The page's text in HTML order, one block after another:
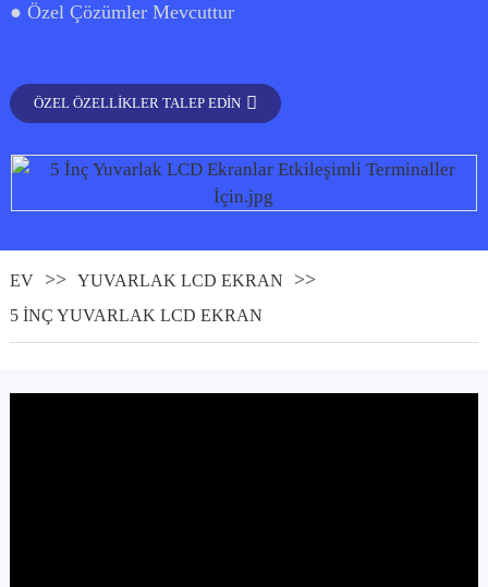
● Özel Çözümler Mevcuttur
ÖZEL ÖZELLIKLER TALEP EDIN
EV
YUVARLAK LCD EKRAN
5 İNÇ YUVARLAK LCD EKRAN